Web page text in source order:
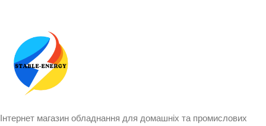
Інтернет магазин обладнання для домашніх та промислових